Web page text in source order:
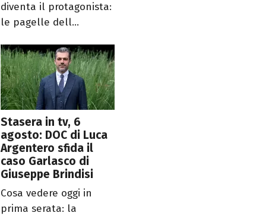
diventa il protagonista:
le pagelle dell...
Stasera in tv, 6
agosto: DOC di Luca
Argentero sfida il
caso Garlasco di
Giuseppe Brindisi
Cosa vedere oggi in
prima serata: la